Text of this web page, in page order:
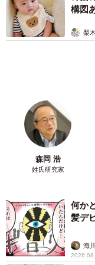
構図
梨
森岡 浩
姓氏研究家
何か
髪デ
海